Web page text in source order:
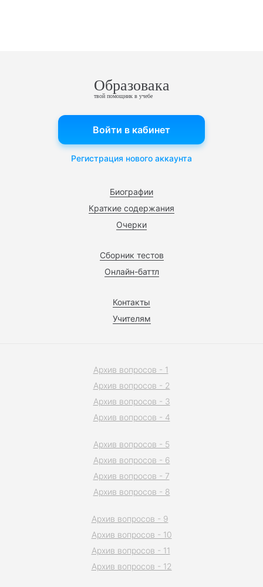
Образовака
твой помощник в учебе
Биографии
Краткие содержания
Очерки
Сборник тестов
Онлайн-баттл
Контакты
Учителям
Войти в кабинет
Регистрация нового аккаунта
Архив вопросов - 1
Архив вопросов - 2
Архив вопросов - 3
Архив вопросов - 4
Архив вопросов - 5
Архив вопросов - 6
Архив вопросов - 7
Архив вопросов - 8
Архив вопросов - 9
Архив вопросов - 10
Архив вопросов - 11
Архив вопросов - 12